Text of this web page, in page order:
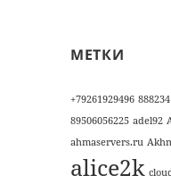
МЕТКИ
+79261929496 888234
89506056225 adel92
ahmaservers.ru
alice2k